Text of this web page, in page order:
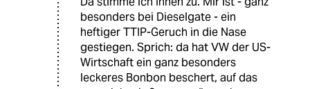
besonders bei Dieselgate - ein
heftiger TTIP-Geruch in die Nase
gestiegen. Sprich: da hat VW der US-
Wirtschaft ein ganz besonders
leckeres Bonbon beschert, auf das